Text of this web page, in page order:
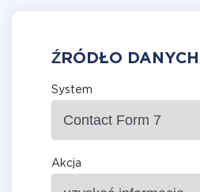
ŹRÓDŁO DANYCH
System
Akcja